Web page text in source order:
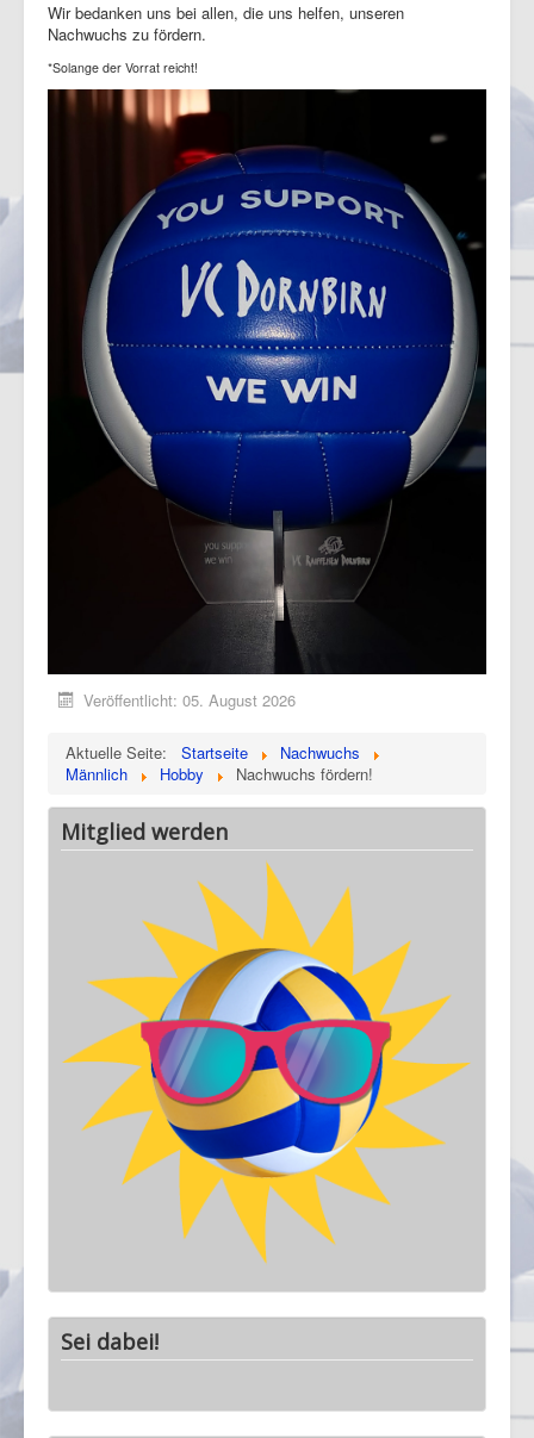
Wir bedanken uns bei allen, die uns helfen, unseren
Nachwuchs zu fördern.
*Solange der Vorrat reicht!
Veröffentlicht: 05. August 2026
Aktuelle Seite: Startseite
Nachwuchs
Männlich
Hobby Nachwuchs fördern!
Mitglied werden
Sei dabei!